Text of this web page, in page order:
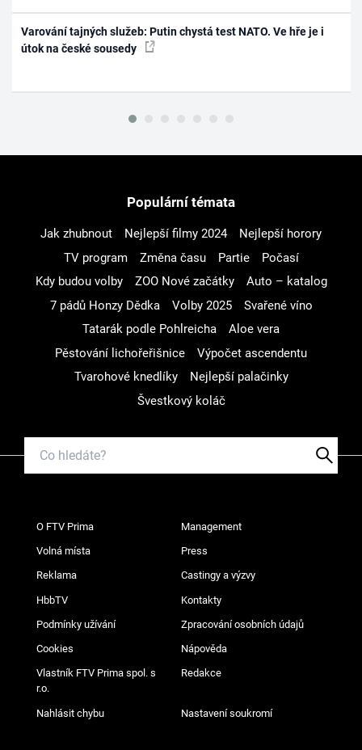
Varování tajných služeb: Putin chystá test NATO. Ve hře je i
útok na české sousedy
Populární témata
Jak zhubnout Nejlepší filmy 2024
Nejlepší horory
TV program
Změna času Partie
Počasí
Kdy budou volby
ZOO Nové začátky
Auto – katalog
7 pádů Honzy Dědka
Volby 2025
Svařené víno
Tatarák podle Pohlreicha
Aloe vera
Pěstování lichořeřišnice
Výpočet ascendentu
Tvarohové knedlíky
Nejlepší palačinky
Švestkový koláč
O FTV Prima Management
Volná místa Press
Reklama Castingy a výzvy
HbbTV Kontakty
Podmínky užívání Zpracování osobních údajů
Cookies Nápověda
Vlastník FTV Prima spol. s
r.o.
Redakce
Nahlásit chybu Nastavení soukromí